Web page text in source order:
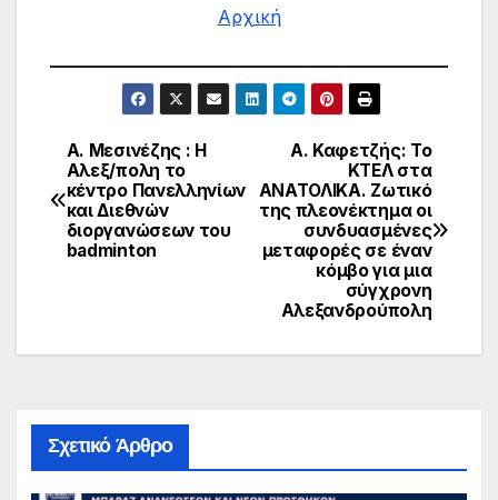
Αρχική
Πλοήγηση
άρθρων
Α. Καφετζής: Το
ΚΤΕΛ στα
ΑΝΑΤΟΛΙΚΑ. Ζωτικό
της πλεονέκτημα οι
συνδυασμένες
μεταφορές σε έναν
κόμβο για μια
σύγχρονη
Αλεξανδρούπολη
Α. Μεσινέζης : Η
Αλεξ/πολη το
κέντρο Πανελληνίων
και Διεθνών
διοργανώσεων του
badminton
Σχετικό Άρθρο